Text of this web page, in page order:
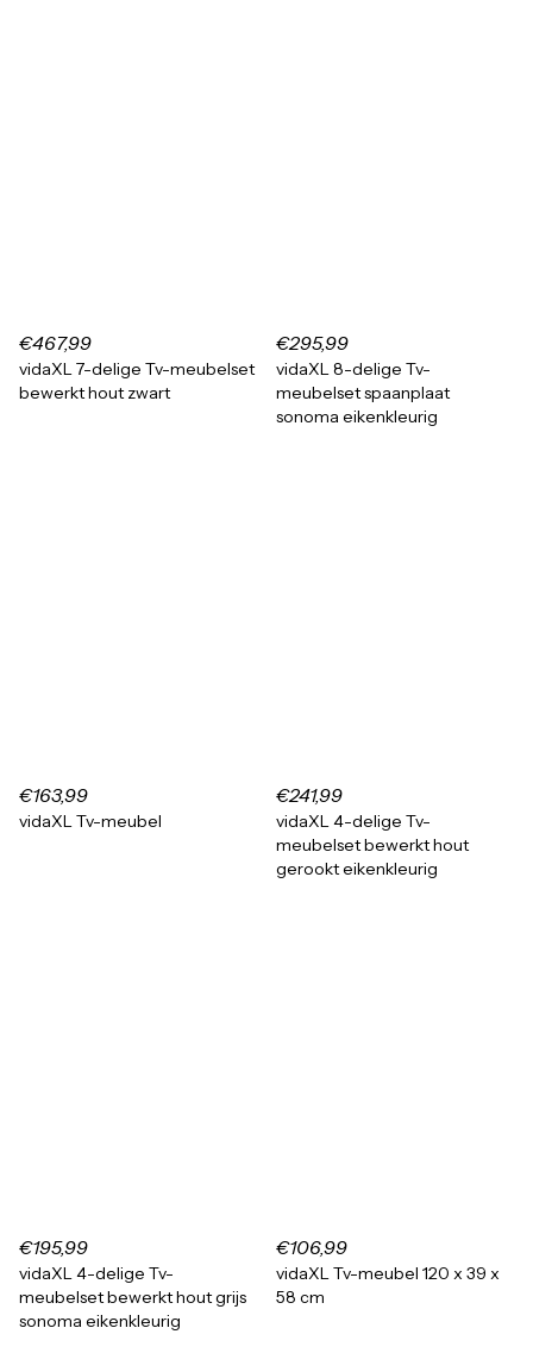
€467,99
vidaXL 7-delige Tv-meubelset
bewerkt hout zwart
€295,99
vidaXL 8-delige Tv-
meubelset spaanplaat
sonoma eikenkleurig
€163,99
vidaXL Tv-meubel
€241,99
vidaXL 4-delige Tv-
meubelset bewerkt hout
gerookt eikenkleurig
€195,99
vidaXL 4-delige Tv-
meubelset bewerkt hout grijs
sonoma eikenkleurig
€106,99
vidaXL Tv-meubel 120 x 39 x
58 cm